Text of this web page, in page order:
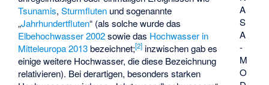
A
S
A
-
M
O
Tsunamis,Sturmfluten und sogenannte
„Jahrhundertfluten“ (als solche wurde das
Elbehochwasser 2002sowie das Hochwasser in
Mitteleuropa 2013bezeichnet;[2] inzwischen gab es
einige weitere Hochwasser, die diese Bezeichnung
relativieren). Bei derartigen, besonders starken